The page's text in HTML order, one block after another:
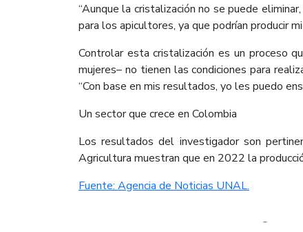
“Aunque la cristalización no se puede
para los apicultores, ya que podrían producir
Controlar esta cristalización es un proceso
mujeres– no tienen las condiciones para
“Con base en mis resultados, yo les puedo
Un sector que crece en Colombia
Los resultados del investigador son
Agricultura muestran que en 2022 la
Fuente: Agencia de Noticias UNAL.​